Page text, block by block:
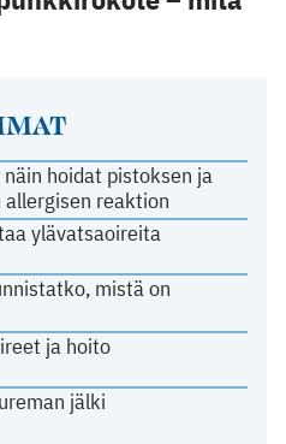
hoidat pistoksen ja
reaktion
ylävatsaoireita
mistä on
ja hoito
jälki